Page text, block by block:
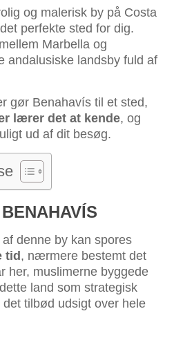
og malerisk by på Costa
det perfekte sted for dig.
Marbella og
andalusiske landsby fuld af
gør Benahavís til et sted,
lærer det at kende, og
ud af dit besøg.
denne by kan spores
tid , nærmere bestemt det
her, muslimerne byggede
land som strategisk
tilbød udsigt over hele